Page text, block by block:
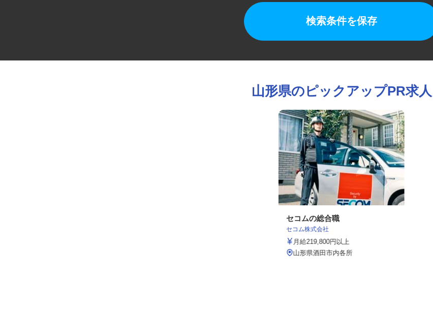
検索条件を保存
山形県のピックアップPR求人
セコムの総合職
セコム株式会社
月給219,800円以上